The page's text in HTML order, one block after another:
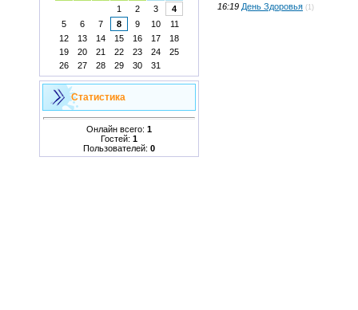
1
2 3
4
5
6 7 8 9 10
11
12
13 14 15 16 17
18
19
20 21 22 23 24
25
26
27 28 29 30 31
Статистика
Онлайн всего: 1
Гостей: 1
Пользователей: 0
16:19 День Здоровья (1)